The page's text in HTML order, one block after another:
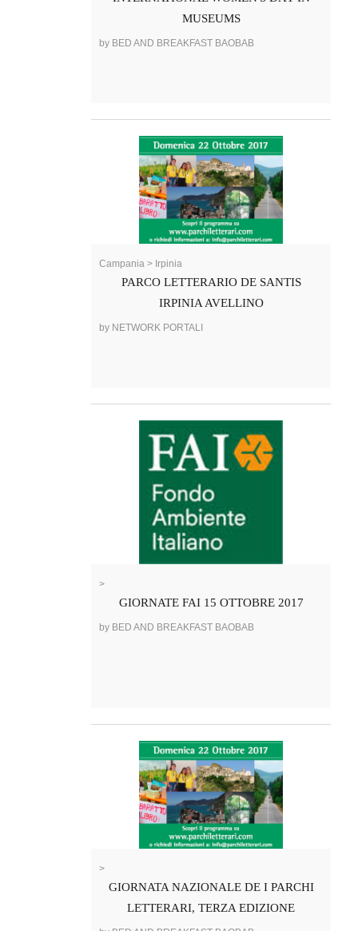
MUSEUMS
by BED AND BREAKFAST BAOBAB
Campania > Irpinia
PARCO LETTERARIO DE SANTIS
IRPINIA AVELLINO
by NETWORK PORTALI
>
GIORNATE FAI 15 OTTOBRE 2017
by BED AND BREAKFAST BAOBAB
>
GIORNATA NAZIONALE DE I PARCHI
LETTERARI, TERZA EDIZIONE